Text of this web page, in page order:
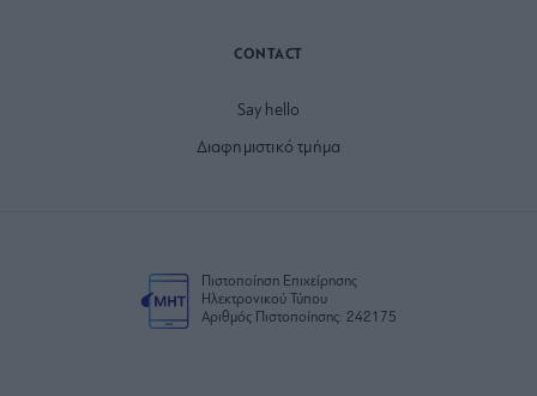
CONTACT
Say hello
Διαφημιστικό τμήμα
Πιστοποίηση Επιχείρησης
Ηλεκτρονικού Τύπου
Αριθμός Πιστοποίησης: 242175